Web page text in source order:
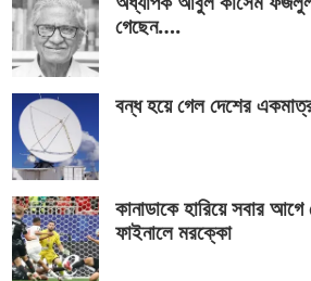
গেছেন….
বন্ধ হয়ে গেল দেশের
কানাডাকে হারিয়ে সবার আগে
ফাইনালে মরক্কো